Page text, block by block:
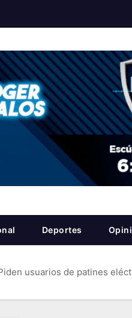
Deportes
usuarios de patines